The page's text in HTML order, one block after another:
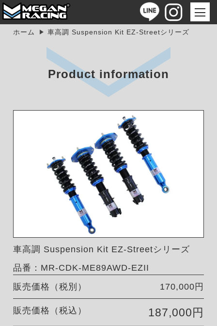
ホーム 車高調 Suspension Kit EZ-Streetシリーズ
Product information
車高調 Suspension Kit EZ-Streetシリーズ
品番：MR-CDK-ME89AWD-EZII
販売価格（税別）
170,000円
販売価格（税込） 187,000円